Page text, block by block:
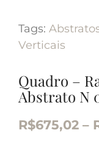
Tags:
Verticais
Quadro –
Abstrato N
R$675,02 –